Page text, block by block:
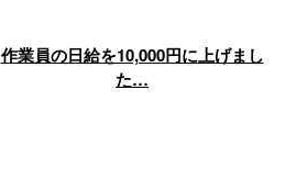
作業員の日給を10,000円に上げまし
た…